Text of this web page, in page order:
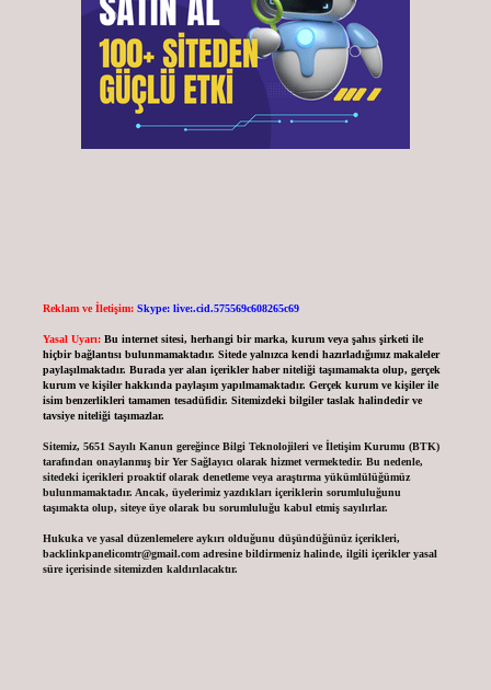
Reklam ve İletişim: Skype: live:.cid.575569c608265c69
Yasal Uyarı: Bu internet sitesi, herhangi bir marka, kurum veya şahıs şirketi ile
hiçbir bağlantısı bulunmamaktadır. Sitede yalnızca kendi hazırladığımız makaleler
paylaşılmaktadır. Burada yer alan içerikler haber niteliği taşımamakta olup, gerçek
kurum ve kişiler hakkında paylaşım yapılmamaktadır. Gerçek kurum ve kişiler ile
isim benzerlikleri tamamen tesadüfidir. Sitemizdeki bilgiler taslak halindedir ve
tavsiye niteliği taşımazlar.
Sitemiz, 5651 Sayılı Kanun gereğince Bilgi Teknolojileri ve İletişim Kurumu (BTK)
tarafından onaylanmış bir Yer Sağlayıcı olarak hizmet vermektedir. Bu nedenle,
sitedeki içerikleri proaktif olarak denetleme veya araştırma yükümlülüğümüz
bulunmamaktadır. Ancak, üyelerimiz yazdıkları içeriklerin sorumluluğunu
taşımakta olup, siteye üye olarak bu sorumluluğu kabul etmiş sayılırlar.
Hukuka ve yasal düzenlemelere aykırı olduğunu düşündüğünüz içerikleri,
backlinkpanelicomtr@gmail.comadresine bildirmeniz halinde, ilgili içerikler yasal
süre içerisinde sitemizden kaldırılacaktır.